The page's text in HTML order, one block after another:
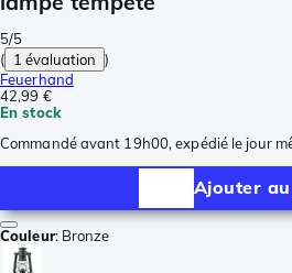
5/5
( 1 évaluation )
Feuerhand
42,99 €
En stock
Commandé avant 19h00, expédié le jour
Ajouter
Couleur: Bronze